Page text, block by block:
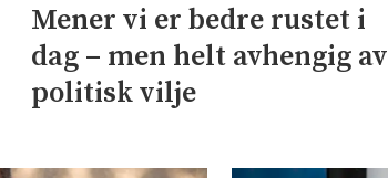
Mener vi er bedre rustet i
dag – men helt avhengig av
politisk vilje